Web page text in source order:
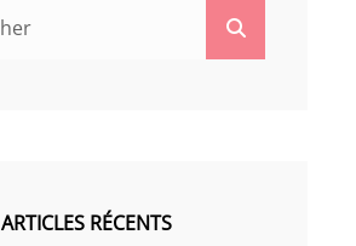
ARTICLES RÉCENTS